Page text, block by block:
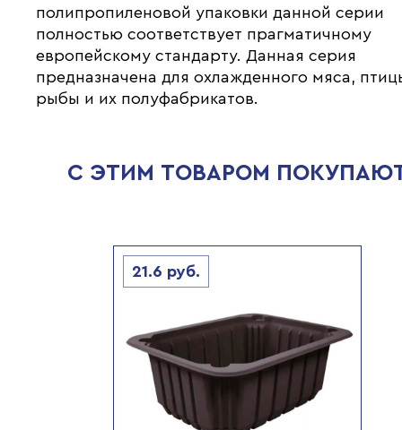
полипропиленовой упаковки данной серии
полностью соответствует прагматичному
европейскому стандарту. Данная серия
предназначена для охлажденного мяса,
рыбы и их полуфабрикатов.
С ЭТИМ ТОВАРОМ
21.6 руб.